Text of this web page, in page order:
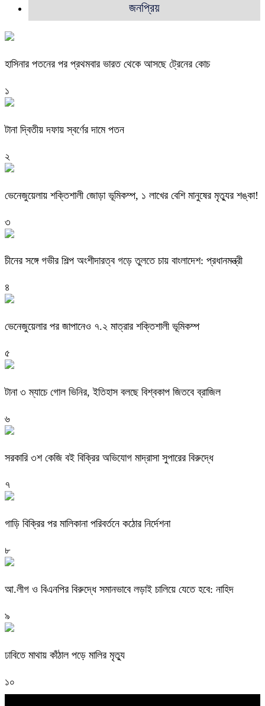
জনপ্রিয়
হাসিনার পতনের পর প্রথমবার ভারত থেকে আসছে ট্রেনের কোচ
১
টানা দ্বিতীয় দফায় স্বর্ণের দামে পতন
২
ভেনেজুয়েলায় শক্তিশালী জোড়া ভূমিকম্প, ১ লাখের বেশি মানুষের মৃত্যুর শঙ্কা!
৩
চীনের সঙ্গে গভীর শিল্প অংশীদারত্ব গড়ে তুলতে চায় বাংলাদেশ: প্রধানমন্ত্রী
৪
ভেনেজুয়েলার পর জাপানেও ৭.২ মাত্রার শক্তিশালী ভূমিকম্প
৫
টানা ৩ ম্যাচে গোল ভিনির, ইতিহাস বলছে বিশ্বকাপ জিতবে ব্রাজিল
৬
সরকারি ৩শ কেজি বই বিক্রির অভিযোগ মাদ্রাসা সুপারের বিরুদ্ধে
৭
গাড়ি বিক্রির পর মালিকানা পরিবর্তনে কঠোর নির্দেশনা
৮
আ.লীগ ও বিএনপির বিরুদ্ধে সমানভাবে লড়াই চালিয়ে যেতে হবে: নাহিদ
৯
ঢাবিতে মাথায় কাঁঠাল পড়ে মালির মৃত্যু
১০